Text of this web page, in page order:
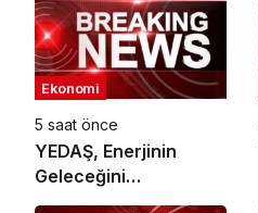
Ekonomi
5 saat önce
YEDAŞ, Enerjinin
Geleceğini
Şekillendirecek Genç